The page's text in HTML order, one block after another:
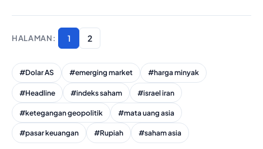
1 2
#Dolar AS #emerging market #harga minyak
#Headline #indeks saham #israel iran
#ketegangan geopolitik #mata uang asia
#pasar keuangan #Rupiah #saham asia